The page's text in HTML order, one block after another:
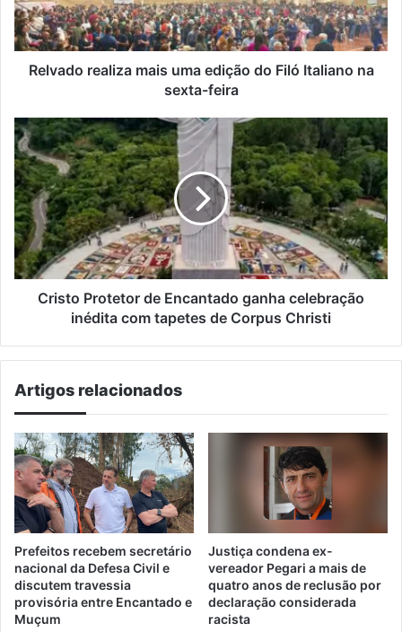
Filó
Italiano
na
sexta-
Relvado realiza mais uma edição do Filó Italiano na
sexta-feira
Cristo
Protetor
de
Encantado
ganha
celebração
inédita
com
tapetes
Cristo Protetor de Encantado ganha celebração
inédita com tapetes de Corpus Christi
Artigos relacionados
Prefeitos recebem secretário
nacional da Defesa Civil e
discutem travessia
provisória entre Encantado e
Muçum
Justiça condena ex-
vereador Pegari a mais de
quatro anos de reclusão por
declaração considerada
racista